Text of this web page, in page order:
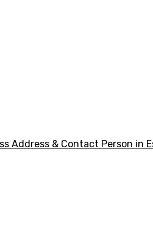
Address & Contact Person in